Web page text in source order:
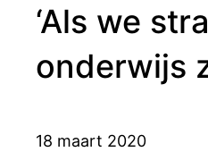
‘Als we
onderwijs
18 maart 2020